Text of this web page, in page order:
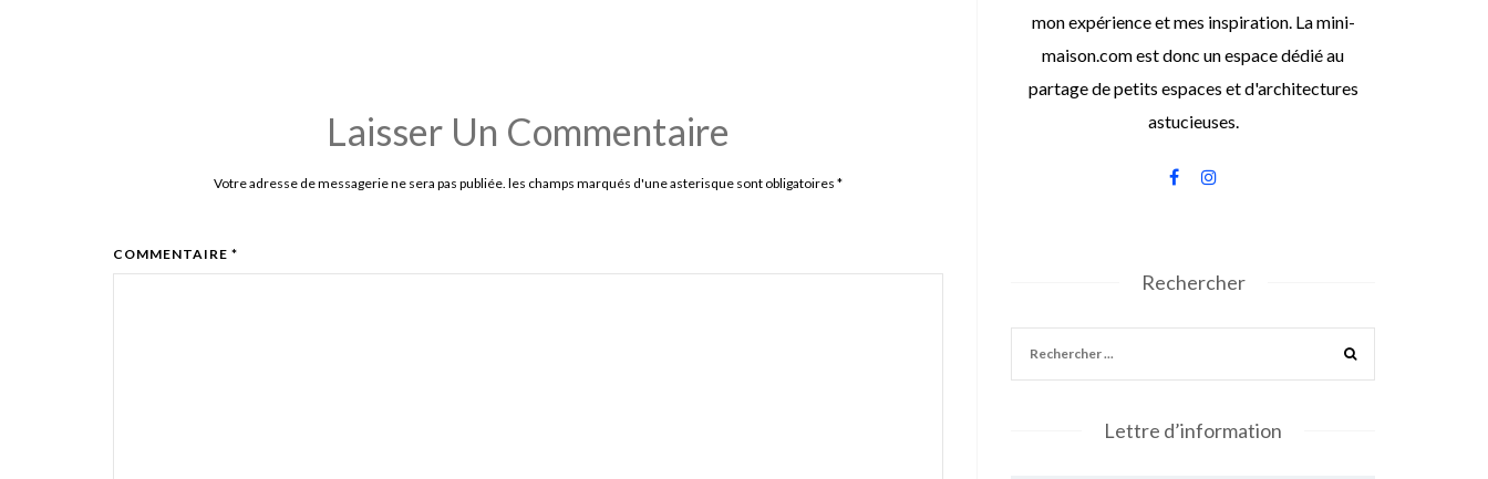
Laisser Un Commentaire
Votre adresse de messagerie ne sera pas publiée. les champs marqués d'une asterisque sont obligatoires *
COMMENTAIRE *
mon expérience et mes inspiration. La mini-
maison.com est donc un espace dédié au
partage de petits espaces et d'architectures
astucieuses.
Rechercher
Lettre d’information